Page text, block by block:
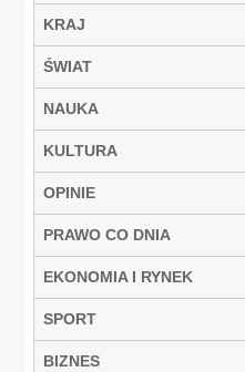
KRAJ
ŚWIAT
NAUKA
KULTURA
OPINIE
PRAWO CO DNIA
EKONOMIA I RYNEK
SPORT
BIZNES